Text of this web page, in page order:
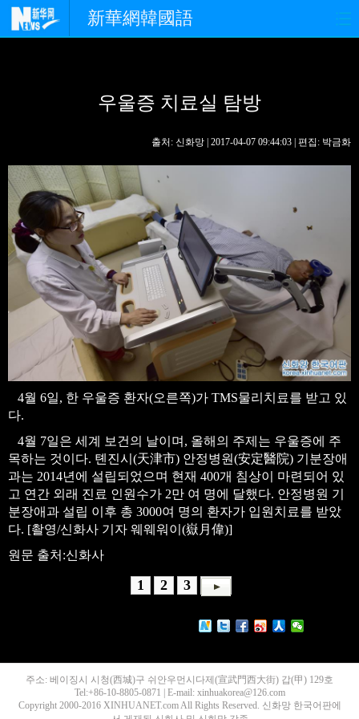
新華網韓國語
사회
핫 TV 문화
연예 관광
생생 중국어
우울증 치료실 탐방
출처: 신화망 | 2017-04-07 09:44:03 | 편집: 박금화
4월 6일, 한 우울증 환자(오른쪽)가 TMS물리치료를 받고 있
다.
4월 7일은 세계 보건의 날이며, 올해의 주제는 우울증에 주
목하는 것이다. 톈진시(天津市) 안정병원(安定醫院) 기분장애
과는 2014년에 설립되었으며 현재 400개 침상이 마련되어 있
고 연간 외래 진료 인원수가 2만 여 명에 달했다. 안정병원 기
분장애과 설립 이후 총 3000여 명의 환자가 입원치료를 받았
다. [촬영/신화사 기자 웨웨워이(嶽月偉)]
원문 출처:신화사
1 2 3
주소: 베이징시 시청(西城)구 쉬안우먼시다제(宣武門西大街) 갑(甲) 129호
Tel:+86-10-8805-0871 | E-mail: xinhuakorea@126.com
Copyright 2000-2016 XINHUANET.com All Rights Reserved. 신화망 한국어판에